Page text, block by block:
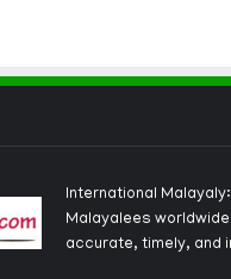
International
Malayalees
accurate, timely, and